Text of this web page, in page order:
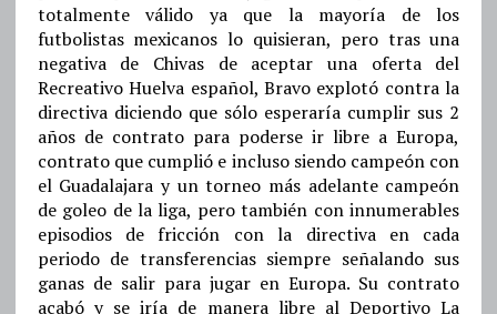
totalmente válido ya que la mayoría de los
futbolistas mexicanos lo quisieran, pero tras una
negativa de Chivas de aceptar una oferta del
Recreativo Huelva español, Bravo explotó contra la
directiva diciendo que sólo esperaría cumplir sus 2
años de contrato para poderse ir libre a Europa,
contrato que cumplió e incluso siendo campeón con
el Guadalajara y un torneo más adelante campeón
de goleo de la liga, pero también con innumerables
episodios de fricción con la directiva en cada
periodo de transferencias siempre señalando sus
ganas de salir para jugar en Europa. Su contrato
acabó y se iría de manera libre al Deportivo La